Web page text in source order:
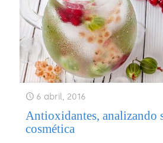
6 abril, 2016
Antioxidantes, analizando
cosmética